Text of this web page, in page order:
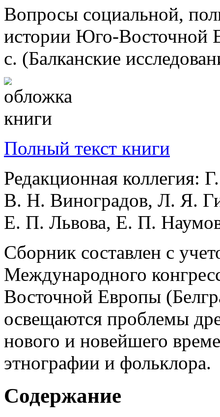
Вопросы социальной,
истории Юго-Восточной
с. (Балканские
Полный текст книги
Редакционная
В. Н. Виноградов, Л. Я.
Е. П. Львова, Е. П.
Сборник составлен с
Международного
Восточной Европы
освещаются проблемы
нового и новейшего
этнографии и фольклора.
Содержание